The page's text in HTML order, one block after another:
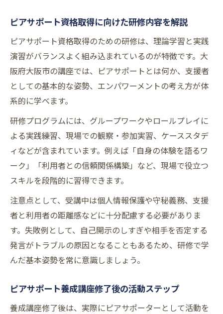
ピアサポート資格取得に向けた研修内容を解説
ピアサポート資格取得のための研修は、理論学習と実践
演習がバランスよく組み込まれているのが特徴です。大
阪府大阪市の講座では、ピアサポートとは何か、支援者
としての基本的な姿勢、エンパワーメントの考え方が体
系的に学べます。
研修プログラムには、グループワークやロールプレイに
よる実践練習、現場での観察・参加実習、ケーススタデ
ィなどが含まれています。例えば「自身の体験を語るワ
ーク」「利用者との信頼関係構築」など、現場で役立つ
スキルを段階的に習得できます。
注意点として、受講中は個人情報保護や守秘義務、支援
者と利用者の距離感などに十分配慮する必要がありま
す。失敗例として、自己開示のしすぎや相手を否定する
発言がトラブルの原因となることもあるため、研修で学
んだ基本姿勢を常に意識しましょう。
ピアサポート養成講座修了後の活動ステップ
養成講座修了後は、実際にピアサポーターとして活動を